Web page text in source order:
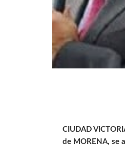
CIUDAD
de MORENA, se